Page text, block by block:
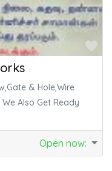
& Hole,Wire
Also Get Ready
Open now: